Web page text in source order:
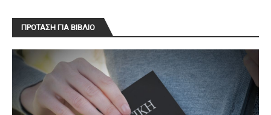
ΠΡΟΤΑΣΗ ΓΙΑ ΒΙΒΛΙΟ